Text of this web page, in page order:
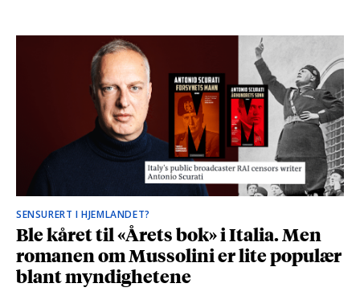
SENSURERT I HJEMLANDET?
Ble kåret til «Årets bok» i Italia. Men
romanen om Mussolini er lite populær
blant myndighetene